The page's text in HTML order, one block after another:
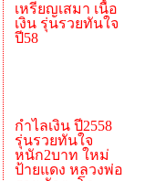
เหรียญเสมา เนื้อ
เงิน รุ่นรวยทันใจ
ปี58
กำไลเงิน ปี2558
รุ่นรวยทันใจ
หนัก2บาท ใหม่
ป้ายแดง หลวงพ่อ